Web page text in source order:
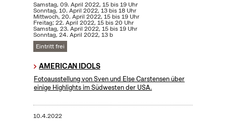
Samstag, 09. April 2022, 15 bis 19 Uhr
Sonntag, 10. April 2022, 13 bis 18 Uhr
Mittwoch, 20. April 2022, 15 bis 19 Uhr
Freitag; 22. April 2022, 15 bis 20 Uhr
Samstag, 23. April 2022, 15 bis 19 Uhr
Sonntag, 24. April 2022, 13 b
Eintritt frei
AMERICAN IDOLS
Fotoausstellung von Sven und Else Carstensen über
einige Highlights im Südwesten der USA.
10.4.2022